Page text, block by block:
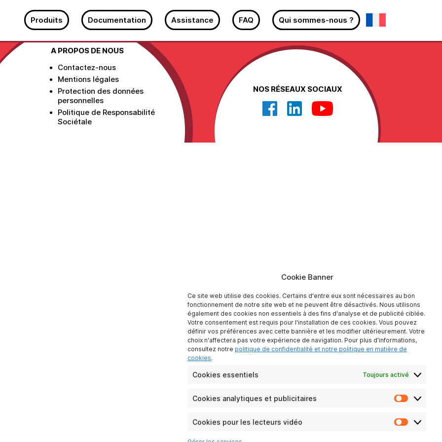
Cookie Banner
Ce site web utilise des cookies. Certains d'entre eux sont nécessaires au bon
fonctionnement de notre site web et ne peuvent être désactivés. Nous utilisons
également des cookies non essentiels à des fins d'analyse et de publicité ciblée.
Votre consentement est requis pour l'installation de ces cookies. Vous pouvez
définir vos préférences avec cette bannière et les modifier ultérieurement. Votre
choix n'affectera pas votre expérience de navigation. Pour plus d'informations,
consultez notre politique de confidentialité et notre politique en matière de
cookies.
Cookies essentiels Toujours activé
Cookies analytiques et publicitaires
Cookies
et
Cookies pour les lecteurs vidéo
Cookies
Produits Documentation Assistance FAQ Qui sommes-nous ?
A PROPOS DE NOUS
Contactez-nous
Mentions légales
Protection des données
personnelles
Politique de Responsabilité
Sociétale
NOS RÉSEAUX SOCIAUX